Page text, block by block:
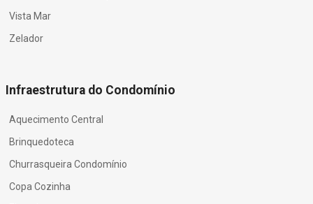
Vista Mar
Zelador
Infraestrutura do Condomínio
Aquecimento Central
Brinquedoteca
Churrasqueira Condomínio
Copa Cozinha